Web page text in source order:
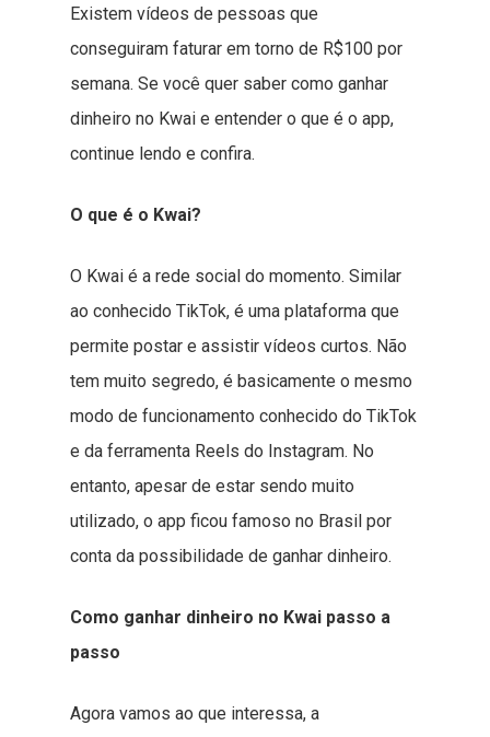
Existem vídeos de pessoas que
conseguiram faturar em torno de R$100 por
semana. Se você quer saber como ganhar
dinheiro no Kwai e entender o que é o app,
continue lendo e confira.
O que é o Kwai?
O Kwai é a rede social do momento. Similar
ao conhecido TikTok, é uma plataforma que
permite postar e assistir vídeos curtos. Não
tem muito segredo, é basicamente o mesmo
modo de funcionamento conhecido do TikTok
e da ferramenta Reels do Instagram. No
entanto, apesar de estar sendo muito
utilizado, o app ficou famoso no Brasil por
conta da possibilidade de ganhar dinheiro.
Como ganhar dinheiro no Kwai passo a
passo
Agora vamos ao que interessa, a